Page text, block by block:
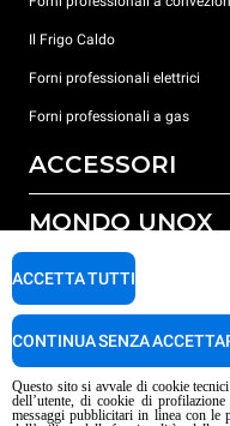
Il Frigo Caldo
Forni professionali elettrici
Forni professionali a gas
ACCESSORI
Tutti gli accessori
Detergenti per lavaggio
Detergenti per lavaggio manuale
Trattamento acqua con filtro a
MONDO UNOX
Le nostre sedi nel mondo
SUPPORTO
Garanzia Unox
Trova Centri Service
Questo sito si avvale di cookie
dell’utente, di cookie di
messaggi pubblicitari in linea con le
ACCETTA TUTTI
CONTINUA SENZA